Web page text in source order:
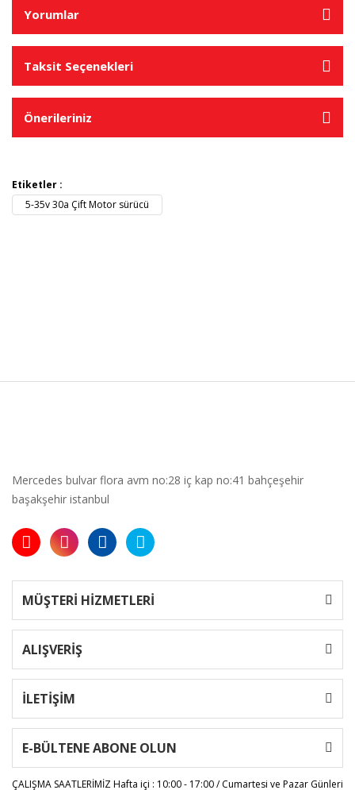
Yorumlar
Taksit Seçenekleri
Önerileriniz
Etiketler :
5-35v 30a Çift Motor sürücü
Mercedes bulvar flora avm no:28 iç kap no:41 bahçeşehir
başakşehir istanbul
MÜŞTERİ HİZMETLERİ
ALIŞVERİŞ
İLETİŞİM
E-BÜLTENE ABONE OLUN
ÇALIŞMA SAATLERİMİZHafta içi : 10:00 - 17:00 / Cumartesi ve Pazar Günleri